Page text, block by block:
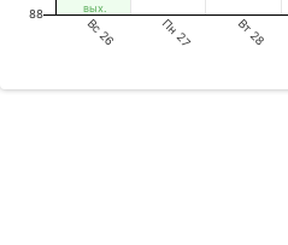
вых.
Вс 26 Пн 27 Вт 28
88